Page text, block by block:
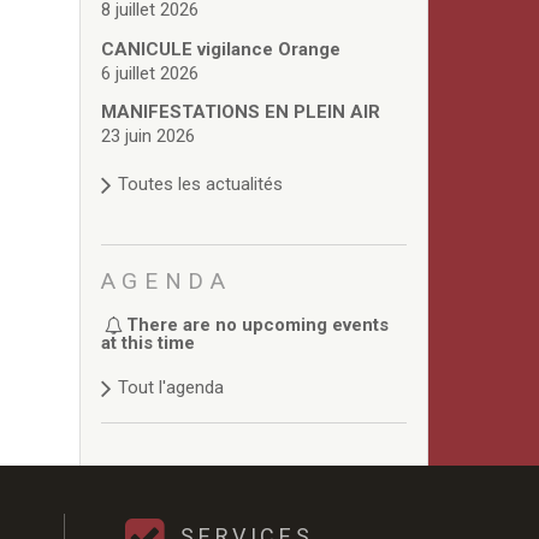
8 juillet 2026
CANICULE vigilance Orange
6 juillet 2026
MANIFESTATIONS EN PLEIN AIR
23 juin 2026
Toutes les actualités
AGENDA
There are no upcoming events
at this time
Tout l'agenda